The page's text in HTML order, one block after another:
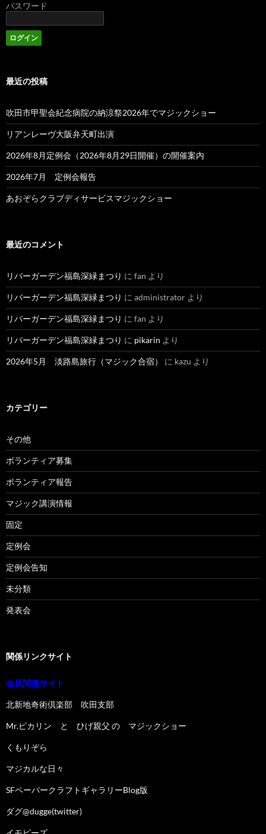
パスワード
最近の投稿
吹田市甲聖会紀念病院の納涼祭2026年でマジックショー
リアンレーヴ大阪弁天町出演
2026年8月定例会（2026年8月29日開催）の開催案内
2026年7月 定例会報告
あおぞらクラブディサービスマジックショー
最近のコメント
リバーガーデン福島深緑まつり に fan より
リバーガーデン福島深緑まつり に administrator より
リバーガーデン福島深緑まつり に fan より
リバーガーデン福島深緑まつり に pikarin より
2026年5月 淡路島旅行（マジック合宿） に kazu より
カテゴリー
その他
ボランティア募集
ボランティア報告
マジック講演情報
固定
定例会
定例会告知
未分類
発表会
関係リンクサイト
会員関連サイト
北新地奇術倶楽部 吹田支部
Mr.ピカリン と ひげ親父 の マジックショー
くもりぞら
マジカルな日々
SFペーパークラフトギャラリーBlog版
ダグ@dugge(twitter)